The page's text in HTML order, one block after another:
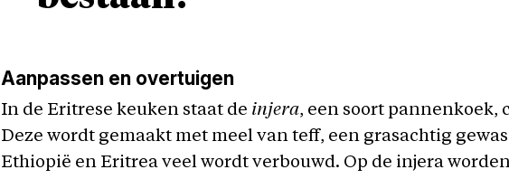
Aanpassen en overtuigen
In de Eritrese keuken staat de injera, een soort pannenkoek,
Deze wordt gemaakt met meel van teff, een grasachtig
Ethiopië en Eritrea veel wordt verbouwd. Op de injera